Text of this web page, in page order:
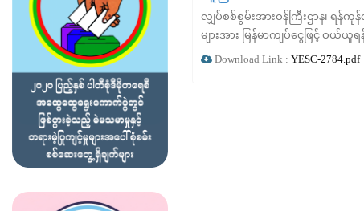
လျှပ်စစ်စွမ်းအားဝန်ကြီးဌာန၊ ရန်
များအား မြန်မာကျပ်ငွေဖြင့် ဝ
Download Link : YESC-2784.pdf